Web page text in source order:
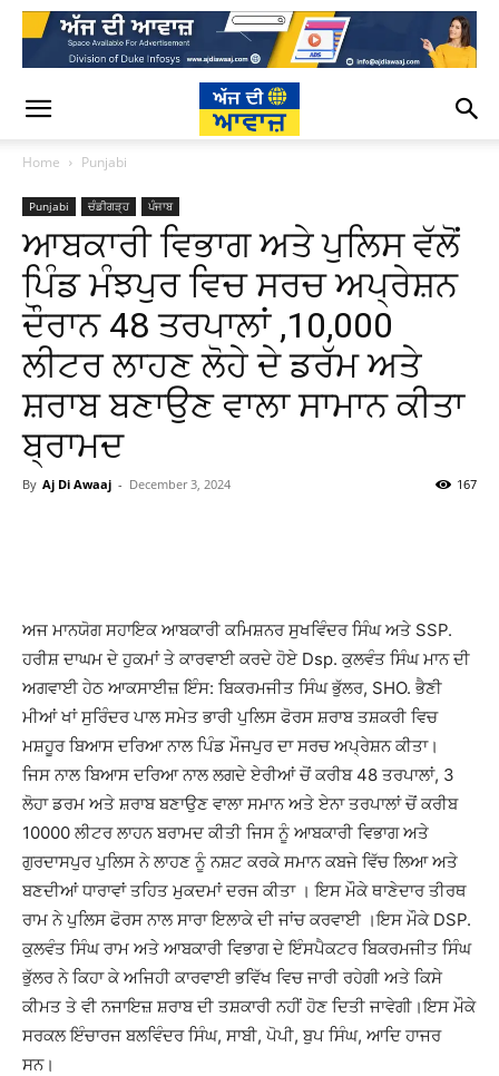
Home Punjabi
Punjabi ਚੰਡੀਗੜ੍ਹ ਪੰਜਾਬ
ਆਬਕਾਰੀ ਵਿਭਾਗ ਅਤੇ ਪੁਲਿਸ ਵੱਲੋਂ
ਪਿੰਡ ਮੰਝਪੁਰ ਵਿਚ ਸਰਚ ਅਪ੍ਰੇਸ਼ਨ
ਦੌਰਾਨ 48 ਤਰਪਾਲਾਂ ,10,000
ਲੀਟਰ ਲਾਹਣ ਲੋਹੇ ਦੇ ਡਰੱਮ ਅਤੇ
ਸ਼ਰਾਬ ਬਣਾਉਣ ਵਾਲਾ ਸਾਮਾਨ ਕੀਤਾ
ਬ੍ਰਾਮਦ
By Aj Di Awaaj - December 3, 2024 167
ਅਜ ਮਾਨਯੋਗ ਸਹਾਇਕ ਆਬਕਾਰੀ ਕਮਿਸ਼ਨਰ ਸੁਖਵਿੰਦਰ ਸਿੰਘ ਅਤੇ SSP.
ਹਰੀਸ਼ ਦਾਘਮ ਦੇ ਹੁਕਮਾਂ ਤੇ ਕਾਰਵਾਈ ਕਰਦੇ ਹੋਏ Dsp. ਕੁਲਵੰਤ ਸਿੰਘ ਮਾਨ ਦੀ
ਅਗਵਾਈ ਹੇਠ ਆਕਸਾਈਜ਼ ਇੰਸ: ਬਿਕਰਮਜੀਤ ਸਿੰਘ ਭੁੱਲਰ, SHO. ਭੈਣੀ
ਮੀਆਂ ਖਾਂ ਸੁਰਿੰਦਰ ਪਾਲ ਸਮੇਤ ਭਾਰੀ ਪੁਲਿਸ ਫੋਰਸ ਸ਼ਰਾਬ ਤਸ਼ਕਰੀ ਵਿਚ
ਮਸ਼ਹੂਰ ਬਿਆਸ ਦਰਿਆ ਨਾਲ ਪਿੰਡ ਮੌਜਪੁਰ ਦਾ ਸਰਚ ਅਪ੍ਰੇਸ਼ਨ ਕੀਤਾ।
ਜਿਸ ਨਾਲ ਬਿਆਸ ਦਰਿਆ ਨਾਲ ਲਗਦੇ ਏਰੀਆਂ ਚੋਂ ਕਰੀਬ 48 ਤਰਪਾਲਾਂ, 3
ਲੋਹਾ ਡਰਮ ਅਤੇ ਸ਼ਰਾਬ ਬਣਾਉਣ ਵਾਲਾ ਸਮਾਨ ਅਤੇ ਏਨਾ ਤਰਪਾਲਾਂ ਚੋਂ ਕਰੀਬ
10000 ਲੀਟਰ ਲਾਹਨ ਬਰਾਮਦ ਕੀਤੀ ਜਿਸ ਨੂੰ ਆਬਕਾਰੀ ਵਿਭਾਗ ਅਤੇ
ਗੁਰਦਾਸਪੁਰ ਪੁਲਿਸ ਨੇ ਲਾਹਣ ਨੂੰ ਨਸ਼ਟ ਕਰਕੇ ਸਮਾਨ ਕਬਜੇ ਵਿੱਚ ਲਿਆ ਅਤੇ
ਬਣਦੀਆਂ ਧਾਰਾਵਾਂ ਤਹਿਤ ਮੁਕਦਮਾਂ ਦਰਜ ਕੀਤਾ । ਇਸ ਮੌਕੇ ਥਾਣੇਦਾਰ ਤੀਰਥ
ਰਾਮ ਨੇ ਪੁਲਿਸ ਫੋਰਸ ਨਾਲ ਸਾਰਾ ਇਲਾਕੇ ਦੀ ਜਾਂਚ ਕਰਵਾਈ ।ਇਸ ਮੌਕੇ DSP.
ਕੁਲਵੰਤ ਸਿੰਘ ਰਾਮ ਅਤੇ ਆਬਕਾਰੀ ਵਿਭਾਗ ਦੇ ਇੰਸਪੈਕਟਰ ਬਿਕਰਮਜੀਤ ਸਿੰਘ
ਭੁੱਲਰ ਨੇ ਕਿਹਾ ਕੇ ਅਜਿਹੀ ਕਾਰਵਾਈ ਭਵਿੱਖ ਵਿਚ ਜਾਰੀ ਰਹੇਗੀ ਅਤੇ ਕਿਸੇ
ਕੀਮਤ ਤੇ ਵੀ ਨਜਾਇਜ਼ ਸ਼ਰਾਬ ਦੀ ਤਸ਼ਕਾਰੀ ਨਹੀਂ ਹੋਣ ਦਿਤੀ ਜਾਵੇਗੀ।ਇਸ ਮੌਕੇ
ਸਰਕਲ ਇੰਚਾਰਜ ਬਲਵਿੰਦਰ ਸਿੰਘ, ਸਾਬੀ, ਪੋਪੀ, ਬੁਪ ਸਿੰਘ, ਆਦਿ ਹਾਜਰ
ਸਨ।